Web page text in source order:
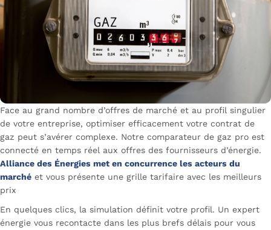
Face au grand nombre d’offres de marché et au profil singulier
de votre entreprise, optimiser efficacement votre contrat de
gaz peut s’avérer complexe. Notre comparateur de gaz pro est
connecté en temps réel aux offres des fournisseurs d’énergie.
Alliance des Énergies met en concurrence les acteurs du
marché et vous présente une grille tarifaire avec les meilleurs
prix
En quelques clics, la simulation définit votre profil. Un expert
énergie vous recontacte dans les plus brefs délais pour vous